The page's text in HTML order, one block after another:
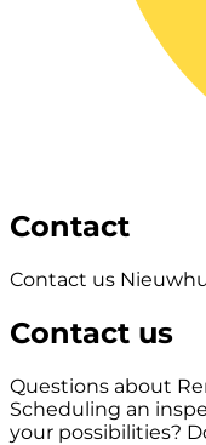
Contact
Contact us
Contact us
Questions about
Scheduling an
your possibilities?